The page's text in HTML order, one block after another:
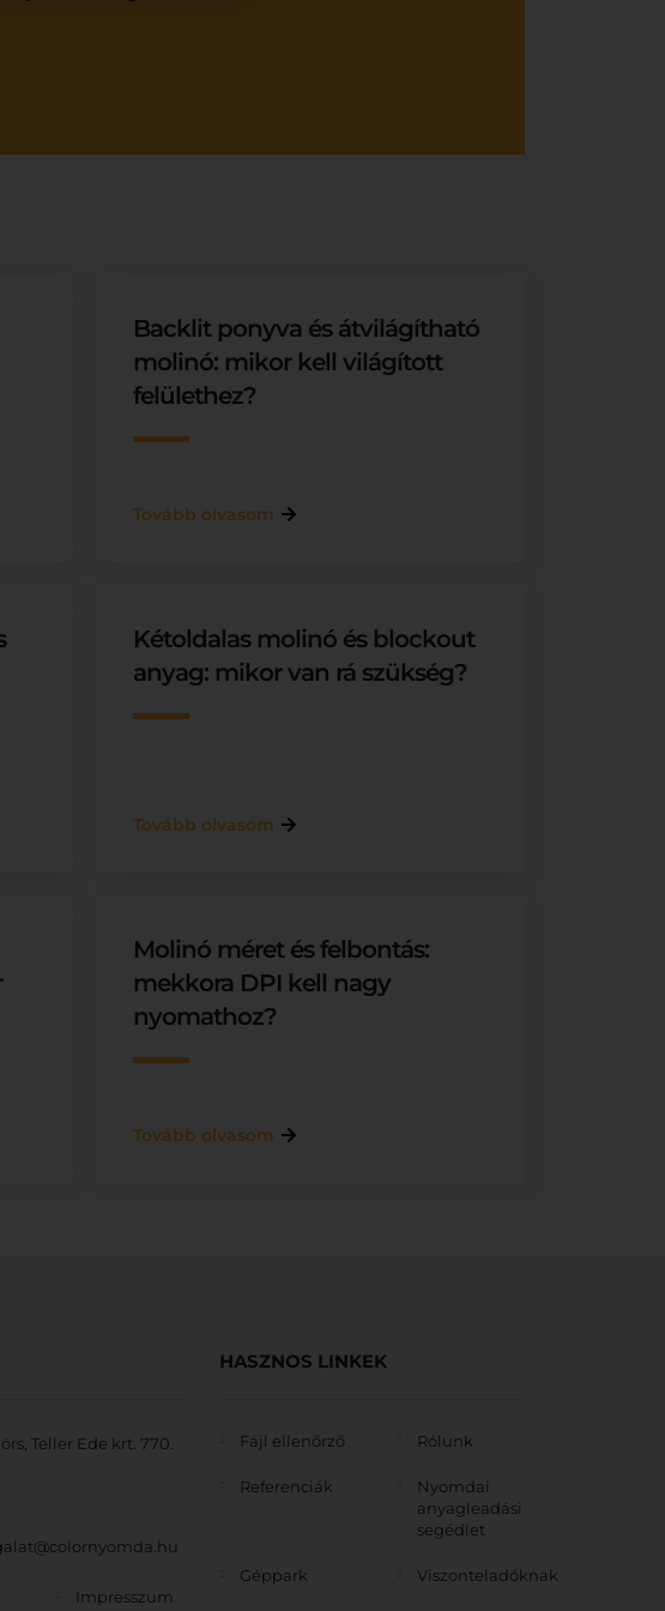
Backlit ponyva és átvilágítható
molinó: mikor kell világított
felülethez?
Tovább olvasom
Kétoldalas molinó és blockout
anyag: mikor van rá szükség?
Tovább olvasom
Molinó méret és felbontás:
mekkora DPI kell nagy
nyomathoz?
Tovább olvasom
Teller Ede krt. 770.
Impresszum
HASZNOS LINKEK
Fájl ellenőrző Rólunk
Referenciák
Nyomdai
anyagleadási
segédlet
Géppark Viszonteladóknak